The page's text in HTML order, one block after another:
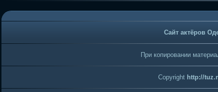
Сайт актёров
При копировании
Copyright http://